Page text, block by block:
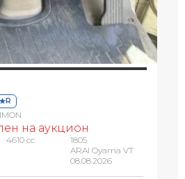
R
на аукцион
4610 сс
1805
ARAI Oyama VT
08.08.2026